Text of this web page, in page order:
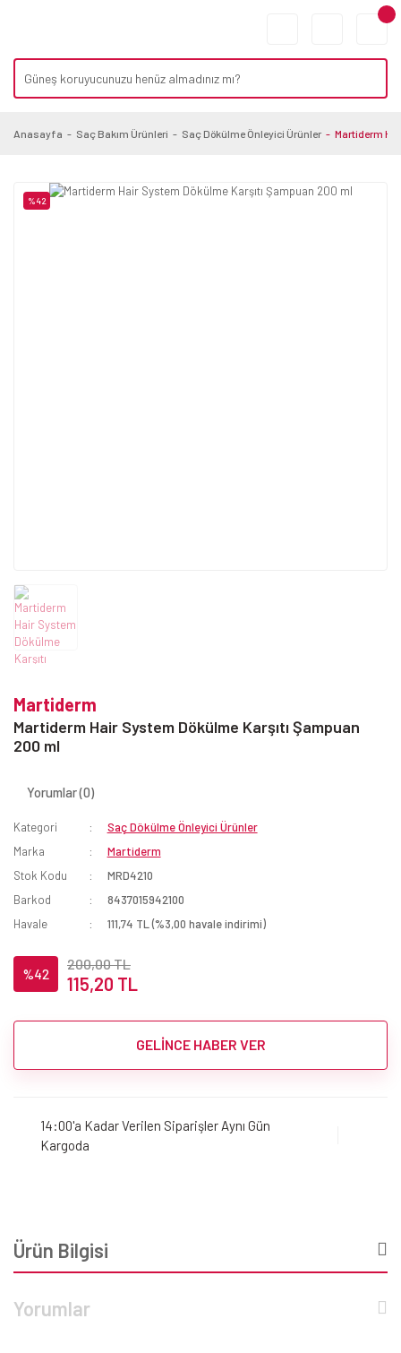
Anasayfa Saç Bakım Ürünleri Saç Dökülme Önleyici Ürünler Martiderm
%42
Martiderm
Martiderm Hair System Dökülme Karşıtı Şampuan
200 ml
Yorumlar (0)
Kategori
Saç Dökülme Önleyici Ürünler
Marka
Martiderm
Stok Kodu
MRD4210
Barkod
8437015942100
Havale
111,74 TL (%3,00 havale indirimi)
%42
200,00 TL
115,20 TL
GELİNCE HABER VER
14:00'a Kadar Verilen Siparişler Aynı Gün
Kargoda
Ürün Bilgisi
Yorumlar